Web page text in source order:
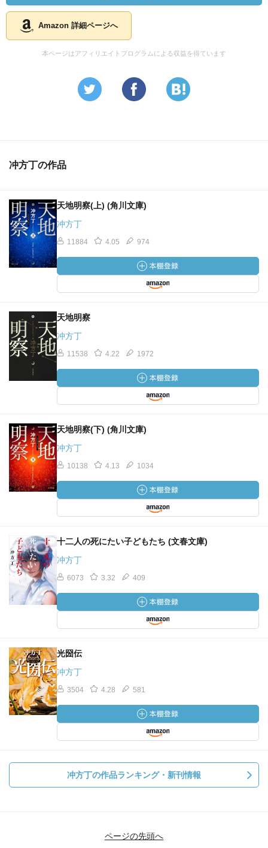
Amazon 詳細ページへ
本ページはアフィリエイトプログラムによる収益を得ています
冲方丁の作品
天地明察(上) (角川文庫)
冲方丁
11884 4.05 974
天地明察
冲方丁
11538 4.22 1972
天地明察(下) (角川文庫)
冲方丁
10138 4.13 1034
十二人の死にたい子どもたち (文春文庫)
冲方丁
6073 3.32 409
光圀伝
冲方丁
3504 4.28 581
冲方丁の作品ランキング・新刊情報
ページの先頭へ